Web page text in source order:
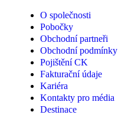
O společnosti
Pobočky
Obchodní partneři
Obchodní podmínky
Pojištění CK
Fakturační údaje
Kariéra
Kontakty pro média
Destinace